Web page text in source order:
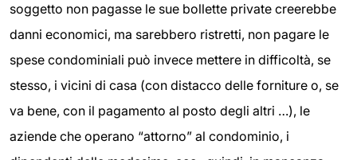
soggetto non pagasse le sue bollette private creerebbe
danni economici, ma sarebbero ristretti, non pagare le
spese condominiali può invece mettere in difficoltà, se
stesso, i vicini di casa (con distacco delle forniture o, se
va bene, con il pagamento al posto degli altri …), le
aziende che operano “attorno” al condominio, i